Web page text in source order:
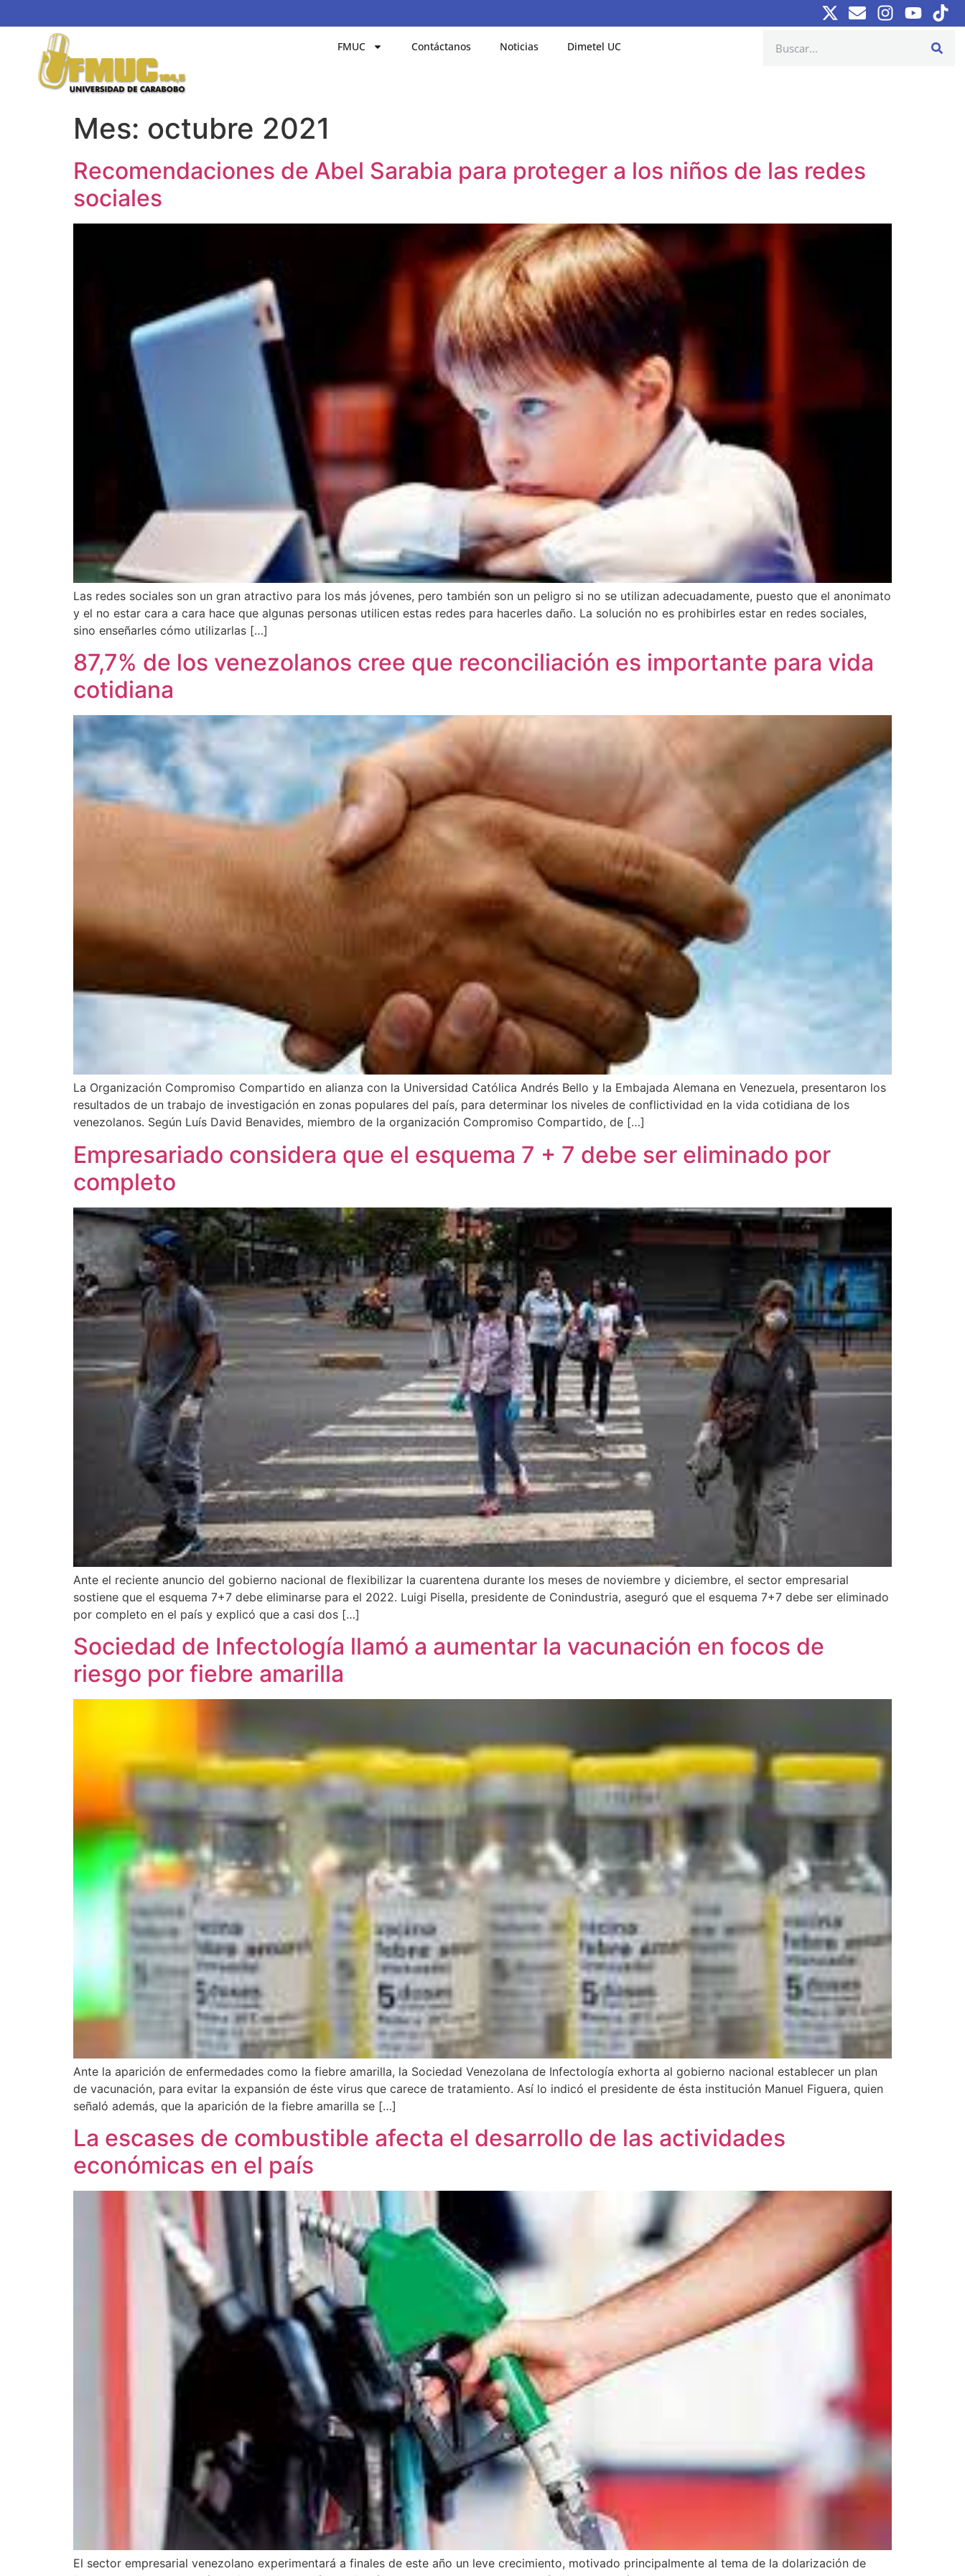
FMUC Contáctanos Noticias Dimetel UC
Mes: octubre 2021
Recomendaciones de Abel Sarabia para proteger a los niños de las redes
sociales
Las redes sociales son un gran atractivo para los más jóvenes, pero también son un peligro si no se utilizan adecuadamente, puesto que el anonimato
y el no estar cara a cara hace que algunas personas utilicen estas redes para hacerles daño. La solución no es prohibirles estar en redes sociales,
sino enseñarles cómo utilizarlas […]
87,7% de los venezolanos cree que reconciliación es importante para vida
cotidiana
La Organización Compromiso Compartido en alianza con la Universidad Católica Andrés Bello y la Embajada Alemana en Venezuela, presentaron los
resultados de un trabajo de investigación en zonas populares del país, para determinar los niveles de conflictividad en la vida cotidiana de los
venezolanos. Según Luís David Benavides, miembro de la organización Compromiso Compartido, de […]
Empresariado considera que el esquema 7 + 7 debe ser eliminado por
completo
Ante el reciente anuncio del gobierno nacional de flexibilizar la cuarentena durante los meses de noviembre y diciembre, el sector empresarial
sostiene que el esquema 7+7 debe eliminarse para el 2022. Luigi Pisella, presidente de Conindustria, aseguró que el esquema 7+7 debe ser eliminado
por completo en el país y explicó que a casi dos […]
Sociedad de Infectología llamó a aumentar la vacunación en focos de
riesgo por fiebre amarilla
Ante la aparición de enfermedades como la fiebre amarilla, la Sociedad Venezolana de Infectología exhorta al gobierno nacional establecer un plan
de vacunación, para evitar la expansión de éste virus que carece de tratamiento. Así lo indicó el presidente de ésta institución Manuel Figuera, quien
señaló además, que la aparición de la fiebre amarilla se […]
La escases de combustible afecta el desarrollo de las actividades
económicas en el país
El sector empresarial venezolano experimentará a finales de este año un leve crecimiento, motivado principalmente al tema de la dolarización de